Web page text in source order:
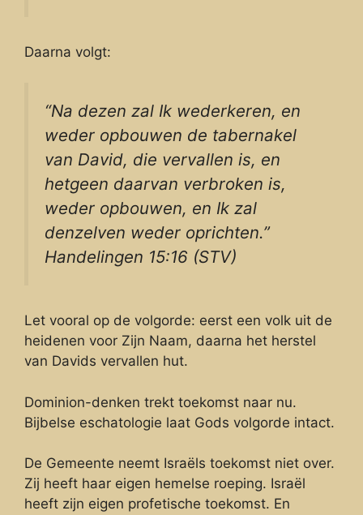
Daarna volgt:
“Na dezen zal Ik wederkeren, en
weder opbouwen de tabernakel
van David, die vervallen is, en
hetgeen daarvan verbroken is,
weder opbouwen, en Ik zal
denzelven weder oprichten.”
Handelingen 15:16 (STV)
Let vooral op de volgorde: eerst een volk uit de
heidenen voor Zijn Naam, daarna het herstel
van Davids vervallen hut.
Dominion-denken trekt toekomst naar nu.
Bijbelse eschatologie laat Gods volgorde intact.
De Gemeente neemt Israëls toekomst niet over.
Zij heeft haar eigen hemelse roeping. Israël
heeft zijn eigen profetische toekomst. En